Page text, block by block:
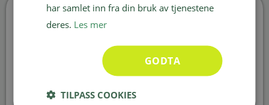
Hvorfor velge Norsk Ferdigplen
Norsk Ferdigplen AS er en del av Jakhelln
har samlet inn fra din bruk av tjenestene
deres. Les mer
GODTA
TILPASS COOKIES